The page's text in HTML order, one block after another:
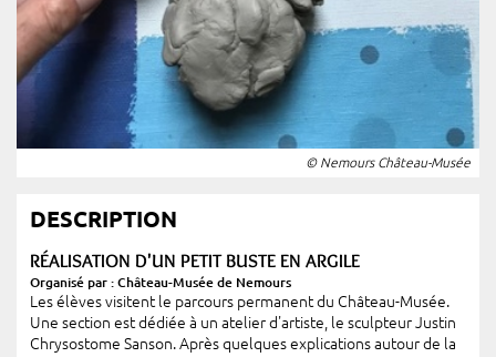
© Nemours Château-Musée
DESCRIPTION
RÉALISATION D'UN PETIT BUSTE EN ARGILE
Organisé par : Château-Musée de Nemours
Les élèves visitent le parcours permanent du Château-Musée.
Une section est dédiée à un atelier d'artiste, le sculpteur Justin
Chrysostome Sanson. Après quelques explications autour de la